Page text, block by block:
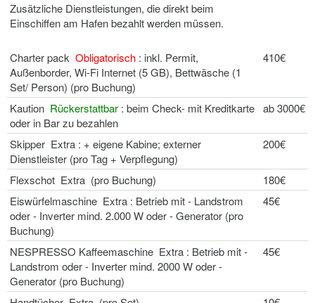
Zusätzliche Dienstleistungen, die direkt beim
Einschiffen am Hafen bezahlt werden müssen.
Charter pack Obligatorisch : inkl. Permit,
Außenborder, Wi-Fi Internet (5 GB), Bettwäsche (1
Set/ Person) (pro Buchung)
410€
Kaution Rückerstattbar : beim Check- mit Kreditkarte
oder in Bar zu bezahlen
ab 3000€
Skipper Extra : + eigene Kabine; externer
Dienstleister (pro Tag + Verpflegung)
200€
Flexschot Extra (pro Buchung)
180€
Eiswürfelmaschine Extra : Betrieb mit - Landstrom
oder - Inverter mind. 2.000 W oder - Generator (pro
Buchung)
45€
NESPRESSO Kaffeemaschine Extra : Betrieb mit -
Landstrom oder - Inverter mind. 2000 W oder -
Generator (pro Buchung)
45€